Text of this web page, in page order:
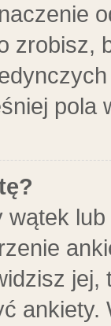
zrobisz,
pola
ankiety.